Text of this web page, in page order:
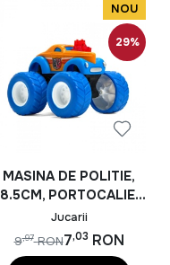
NOU
29%
MASINA DE POLITIE,
8.5CM, PORTOCALIE,
MOMKI
Jucarii
7,03 RON
9,97 RON